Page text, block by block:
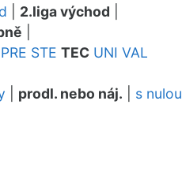
2.liga východ
PRE STE TEC UNI VAL
prodl. nebo náj. s nulou